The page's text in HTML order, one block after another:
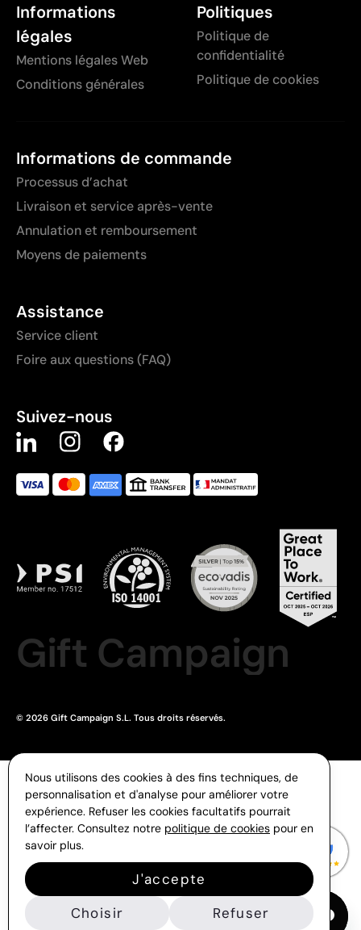
Informations
légales
Mentions légales Web
Conditions générales
Politiques
Politique de
confidentialité
Politique de cookies
Informations de commande
Processus d’achat
Livraison et service après-vente
Annulation et remboursement
Moyens de paiements
Assistance
Service client
Foire aux questions (FAQ)
Suivez-nous
Gift Campaign
© 2026 Gift Campaign S.L. Tous droits réservés.
Nous utilisons des cookies à des fins techniques, de
personnalisation et d'analyse pour améliorer votre
expérience. Refuser les cookies facultatifs pourrait
l’affecter. Consultez notre politique de cookies pour en
savoir plus.
J'accepte
Choisir
Refuser